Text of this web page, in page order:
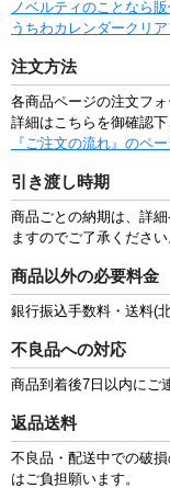
ノベルティのことなら
うちわカレンダークリ
注文方法
各商品ページの注文フ
詳細はこちらを御確認下
『ご注文の流れ』のペ
引き渡し時期
商品ごとの納期は、詳
ますのでご了承ください
商品以外の必要料金
銀行振込手数料・送料(
不良品への対応
商品到着後7日以内にご
返品送料
不良品・配送中での破
はご負担願います。